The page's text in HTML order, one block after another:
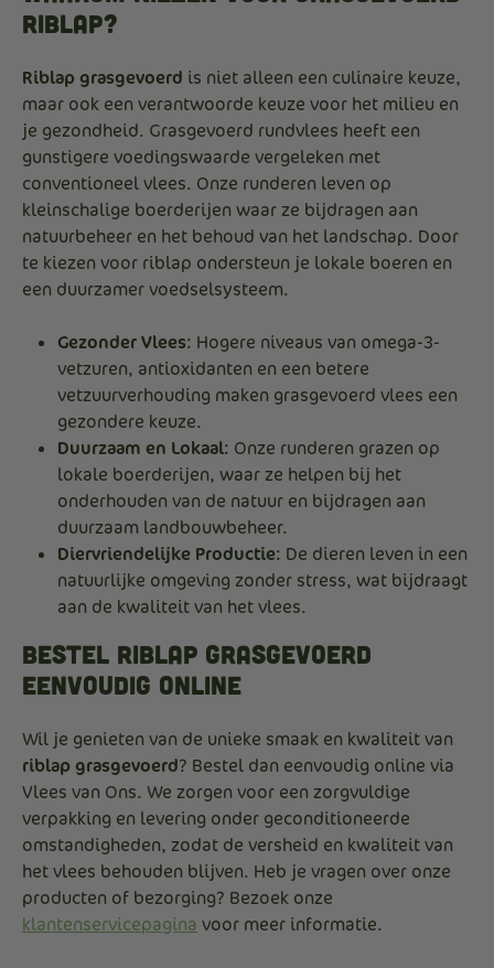
Riblap?
Riblap grasgevoerd is niet alleen een culinaire keuze,
maar ook een verantwoorde keuze voor het milieu en
je gezondheid. Grasgevoerd rundvlees heeft een
gunstigere voedingswaarde vergeleken met
conventioneel vlees. Onze runderen leven op
kleinschalige boerderijen waar ze bijdragen aan
natuurbeheer en het behoud van het landschap. Door
te kiezen voor riblap ondersteun je lokale boeren en
een duurzamer voedselsysteem.
Gezonder Vlees: Hogere niveaus van omega-3-
vetzuren, antioxidanten en een betere
vetzuurverhouding maken grasgevoerd vlees een
gezondere keuze.
Duurzaam en Lokaal: Onze runderen grazen op
lokale boerderijen, waar ze helpen bij het
onderhouden van de natuur en bijdragen aan
duurzaam landbouwbeheer.
Diervriendelijke Productie: De dieren leven in een
natuurlijke omgeving zonder stress, wat bijdraagt
aan de kwaliteit van het vlees.
Bestel Riblap Grasgevoerd
Eenvoudig Online
Wil je genieten van de unieke smaak en kwaliteit van
riblap grasgevoerd? Bestel dan eenvoudig online via
Vlees van Ons. We zorgen voor een zorgvuldige
verpakking en levering onder geconditioneerde
omstandigheden, zodat de versheid en kwaliteit van
het vlees behouden blijven. Heb je vragen over onze
producten of bezorging? Bezoek onze
klantenservicepagina voor meer informatie.